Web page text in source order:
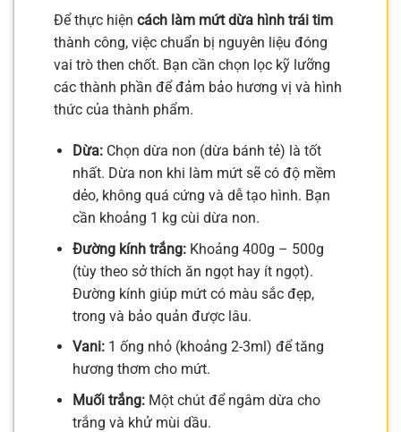
Để thực hiện cách làm mứt dừa hình trái tim
thành công, việc chuẩn bị nguyên liệu đóng
vai trò then chốt. Bạn cần chọn lọc kỹ lưỡng
các thành phần để đảm bảo hương vị và hình
thức của thành phẩm.
Dừa:Chọn dừa non (dừa bánh tẻ) là tốt
nhất. Dừa non khi làm mứt sẽ có độ mềm
dẻo, không quá cứng và dễ tạo hình. Bạn
cần khoảng 1 kg cùi dừa non.
Đường kính trắng:Khoảng 400g – 500g
(tùy theo sở thích ăn ngọt hay ít ngọt).
Đường kính giúp mứt có màu sắc đẹp,
trong và bảo quản được lâu.
Vani:1 ống nhỏ (khoảng 2-3ml) để tăng
hương thơm cho mứt.
Muối trắng:Một chút để ngâm dừa cho
trắng và khử mùi dầu.